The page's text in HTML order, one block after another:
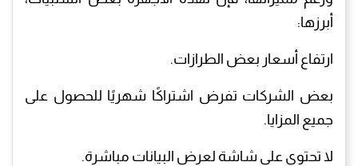
أبرزها:
ارتفاع أسعار بعض الطرازات.
بعض الشركات تفرض اشتراكًا شهريًا للحصول على
جميع المزايا.
لا تحتوي على شاشة لعرض البيانات مباشرة.